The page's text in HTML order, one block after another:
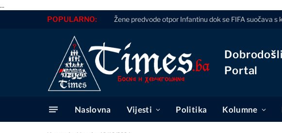
...
POPULARNO: Žene predvode otpor Infantinu dok se FIFA suočava s
Portal
Naslovna Vijesti Politika Kolumne